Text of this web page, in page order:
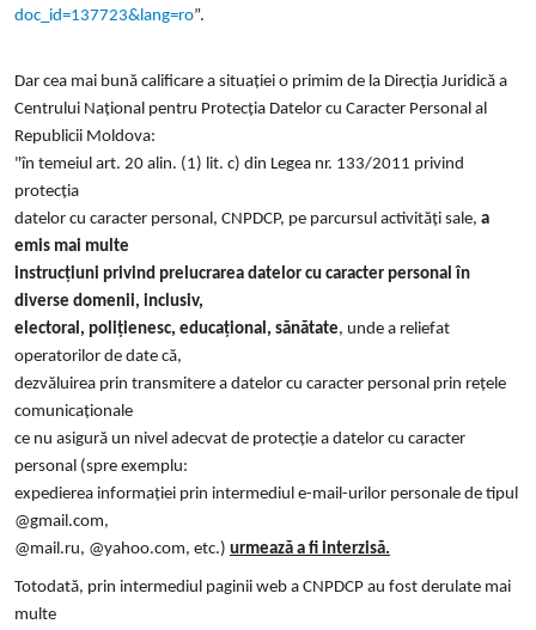
doc_id=137723&lang=ro”.
Dar cea mai bună calificare a situației o primim de la Direcția Juridică a
Centrului Național pentru Protecția Datelor cu Caracter Personal al
Republicii Moldova:
"în temeiul art. 20 alin. (1) lit. c) din Legea nr. 133/2011 privind
protecția
datelor cu caracter personal, CNPDCP, pe parcursul activități sale, a
emis mai multe
instrucțiuni privind prelucrarea datelor cu caracter personal în
diverse domenii, inclusiv,
electoral, polițienesc, educațional, sănătate, unde a reliefat
operatorilor de date că,
dezvăluirea prin transmitere a datelor cu caracter personal prin rețele
comunicaționale
ce nu asigură un nivel adecvat de protecție a datelor cu caracter
personal (spre exemplu:
expedierea informației prin intermediul e-mail-urilor personale de tipul
@gmail.com,
@mail.ru, @yahoo.com, etc.) urmează a fi interzisă.
Totodată, prin intermediul paginii web a CNPDCP au fost derulate mai
multe